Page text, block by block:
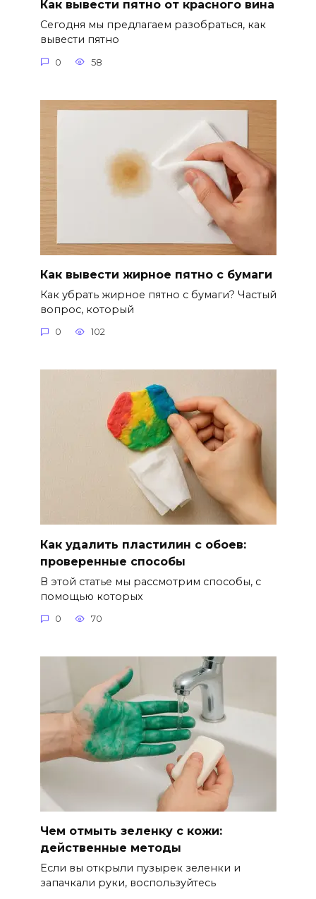
Как вывести пятно от красного вина
Сегодня мы предлагаем разобраться, как
вывести пятно
0 58
Как вывести жирное пятно с бумаги
Как убрать жирное пятно с бумаги? Частый
вопрос, который
0 102
Как удалить пластилин с обоев:
проверенные способы
В этой статье мы рассмотрим способы, с
помощью которых
0 70
Чем отмыть зеленку с кожи:
действенные методы
Если вы открыли пузырек зеленки и
запачкали руки, воспользуйтесь